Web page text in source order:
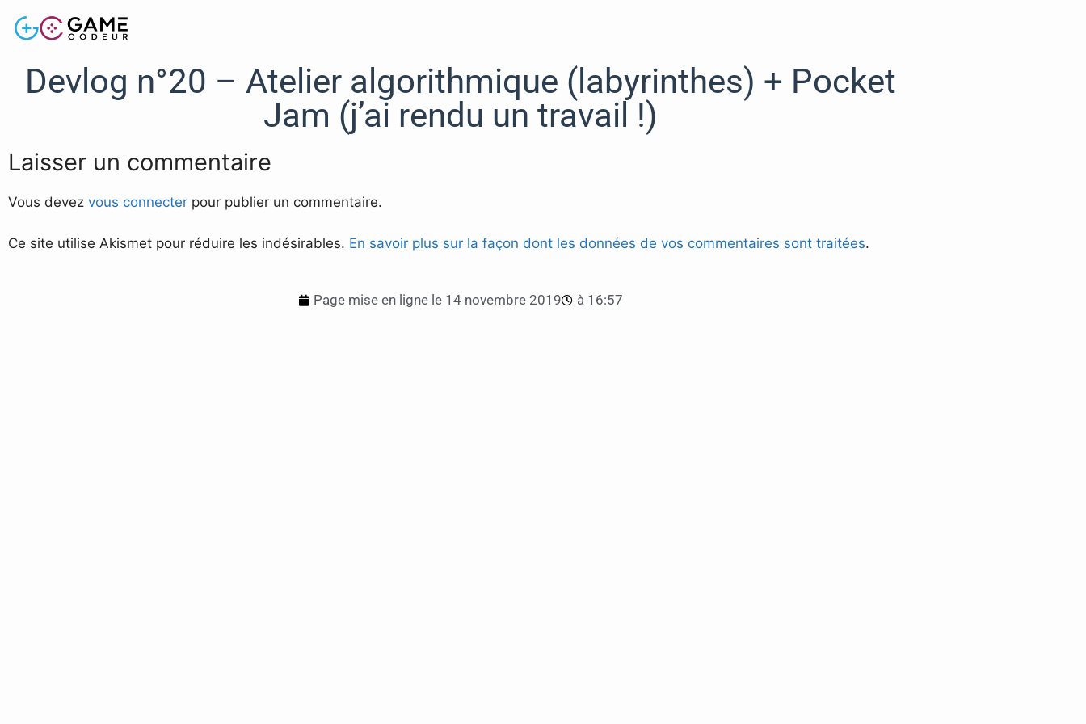
Devlog n°20 – Atelier algorithmique (labyrinthes) + Pocket
Jam (j’ai rendu un travail !)
Laisser un commentaire
Vous devez vous connecter pour publier un commentaire.
Ce site utilise Akismet pour réduire les indésirables. En savoir plus sur la façon dont les données de vos commentaires sont traitées.
Page mise en ligne le 14 novembre 2019 à 16:57